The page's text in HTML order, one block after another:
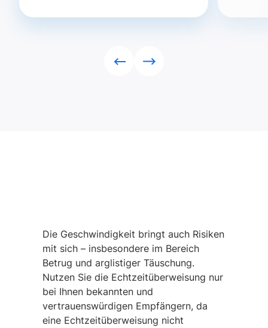
RückwärtsVorwärts
Die Geschwindigkeit bringt auch Risiken
mit sich – insbesondere im Bereich
Betrug und arglistiger Täuschung.
Nutzen Sie die Echtzeitüberweisung nur
bei Ihnen bekannten und
vertrauenswürdigen Empfängern, da
eine Echtzeitüberweisung nicht